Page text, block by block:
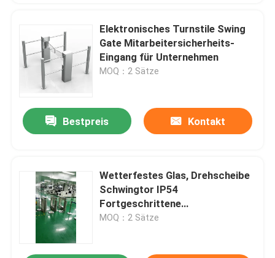
Startseite
Videos
Über uns
Elektronisches Turnstile Swing
Gate Mitarbeitersicherheits-
Eingang für Unternehmen
MOQ：2 Sätze
Bestpreis Kontakt
Wetterfestes Glas, Drehscheibe
Schwingtor IP54
Fortgeschrittene
Kommunikationsschnittstelle
MOQ：2 Sätze